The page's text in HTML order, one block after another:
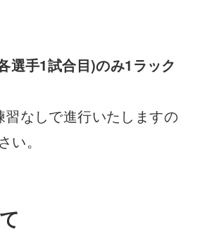
選手1試合目)のみ1ラック
なしで進行いたしますの
い。